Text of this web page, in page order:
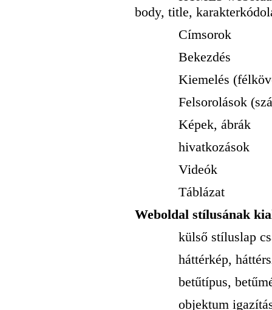
body, title,
Címsorok
Bekezdés
Kiemelés
Felsorolások
Képek, ábrák
hivatkozások
Videók
Táblázat
Weboldal stílusának
külső stíluslap
háttérkép,
betűtípus,
objektum igazítása,